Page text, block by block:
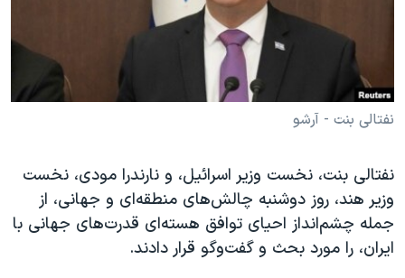
فرهنگ و زندگی
اقتصادی
علم و فناوری
گالری عکس
آرشیو پخش زنده
انتخابات ریاست جمهوری آمریکا ۲۰۲۴
حمله جمهوری اسلامی به اسرائیل
رمز مهسا
اعتراضات زن، زندگی، آزادی
مجموعه مستندهای دادخواهی
تریبونال مردمی آبان ۹۸
نفتالی بنت - آرشو
نفتالی بنت، نخست وزیر اسرائيل، و نارندرا مودی، نخست
وزیر هند، روز دوشنبه چالش‌های منطقه‌ای و جهانی، از
جمله چشم‌انداز احیای توافق هسته‌ای قدرت‌های جهانی با
ایران، را مورد بحث و گفت‌و‌گو قرار دادند.